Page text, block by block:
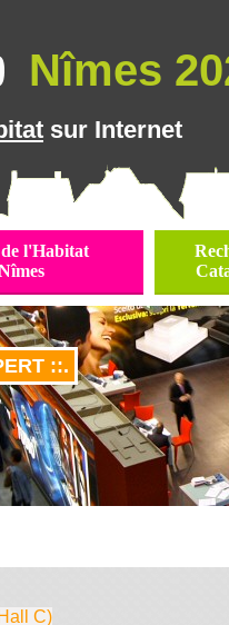
Nîmes
sur Internet
l'Habitat
::.
C)